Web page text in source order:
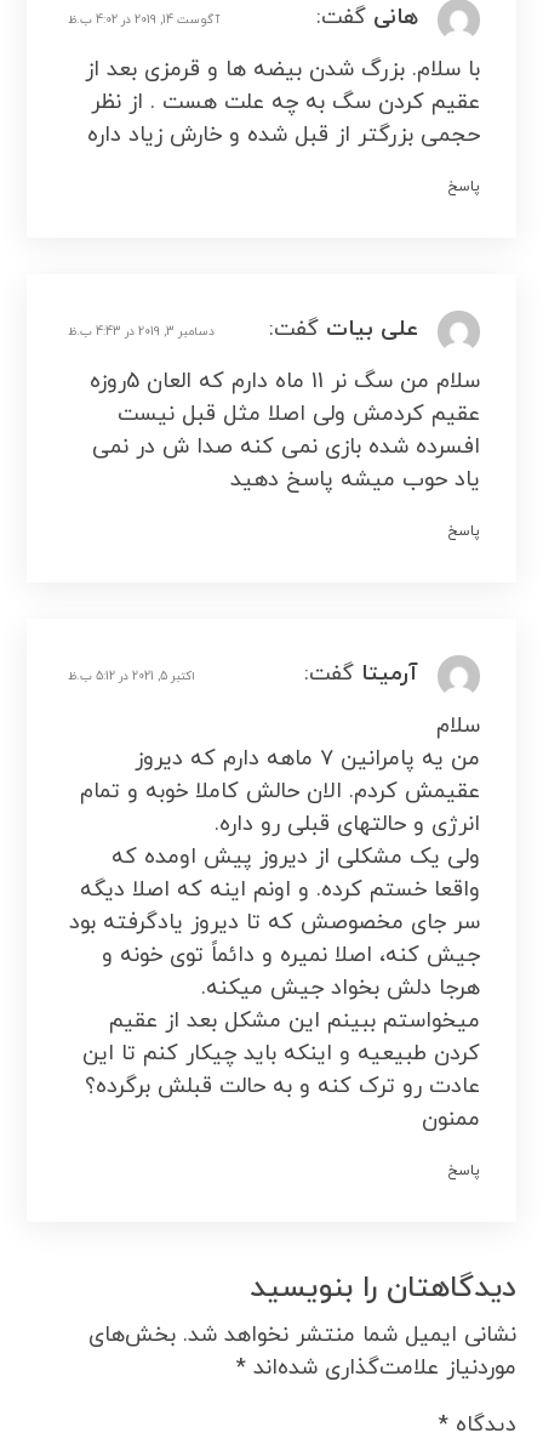
هانی گفت: آگوست 14, 2019 در 4:02 ب.ظ
با سلام. بزرگ شدن بیضه ها و قرمزی بعد از
عقیم کردن سگ به چه علت هست . از نظر
حجمی بزرگتر از قبل شده و خارش زیاد داره
پاسخ
علی بیات گفت: دسامبر 3, 2019 در 4:43 ب.ظ
سلام من سگ نر 11 ماه دارم که العان 5روزه
عقیم کردمش ولی اصلا مثل قبل نیست
افسرده شده بازی نمی کنه صدا ش در نمی
یاد حوب میشه پاسخ دهید
پاسخ
آرمیتا گفت: اکتبر 5, 2021 در 5:12 ب.ظ
سلام
من یه پامرانین ۷ ماهه دارم که دیروز
عقیمش کردم. الان حالش کاملا خوبه و تمام
انرژی و حالتهای قبلی رو داره.
ولی یک مشکلی از دیروز پیش اومده که
واقعا خستم کرده. و اونم اینه که اصلا دیگه
سر جای مخصوصش که تا دیروز یادگرفته بود
جیش کنه، اصلا نمیره و دائماً توی خونه و
هرجا دلش بخواد جیش میکنه.
میخواستم ببینم این مشکل بعد از عقیم
کردن طبیعیه و اینکه باید چیکار کنم تا این
عادت رو ترک کنه و به حالت قبلش برگرده؟
ممنون
پاسخ
دیدگاهتان را بنویسید
نشانی ایمیل شما منتشر نخواهد شد. بخش‌های
موردنیاز علامت‌گذاری شده‌اند*
دیدگاه*